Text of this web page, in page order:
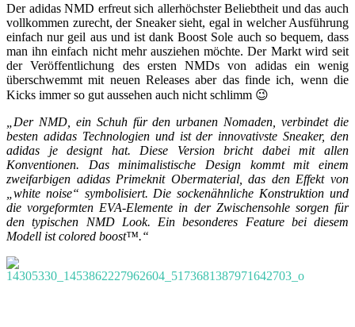
Der adidas NMD erfreut sich allerhöchster Beliebtheit und das auch
vollkommen zurecht, der Sneaker sieht, egal in welcher Ausführung
einfach nur geil aus und ist dank Boost Sole auch so bequem, dass
man ihn einfach nicht mehr ausziehen möchte. Der Markt wird seit
der Veröffentlichung des ersten NMDs von adidas ein wenig
überschwemmt mit neuen Releases aber das finde ich, wenn die
Kicks immer so gut aussehen auch nicht schlimm 😉
„Der NMD, ein Schuh für den urbanen Nomaden, verbindet die
besten adidas Technologien und ist der innovativste Sneaker, den
adidas je designt hat. Diese Version bricht dabei mit allen
Konventionen. Das minimalistische Design kommt mit einem
zweifarbigen adidas Primeknit Obermaterial, das den Effekt von
„white noise“ symbolisiert. Die sockenähnliche Konstruktion und
die vorgeformten EVA-Elemente in der Zwischensohle sorgen für
den typischen NMD Look. Ein besonderes Feature bei diesem
Modell ist colored boost™.“